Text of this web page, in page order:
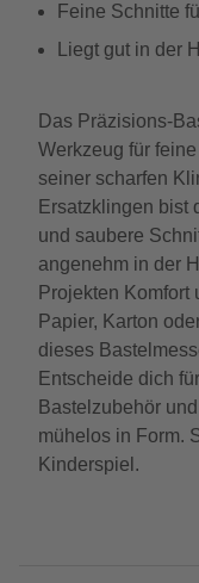
Feine Schnitte
Liegt gut in der
Das Präzisions-
Werkzeug für
seiner scharfen
Ersatzklingen bist
und saubere
angenehm in der
Projekten Komfort
Papier, Karton
dieses
Entscheide dich
Bastelzubehör
mühelos in Form.
Kinderspiel.